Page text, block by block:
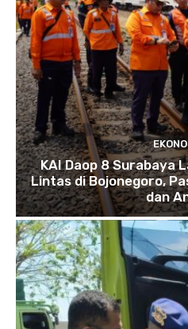
KAI Daop 8 Surabaya
Lintas di Bojonegoro,
dan